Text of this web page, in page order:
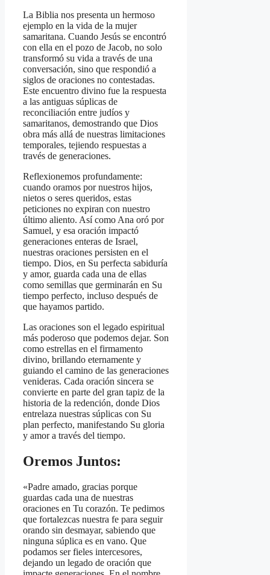
La Biblia nos presenta un hermoso
ejemplo en la vida de la mujer
samaritana. Cuando Jesús se encontró
con ella en el pozo de Jacob, no solo
transformó su vida a través de una
conversación, sino que respondió a
siglos de oraciones no contestadas.
Este encuentro divino fue la respuesta
a las antiguas súplicas de
reconciliación entre judíos y
samaritanos, demostrando que Dios
obra más allá de nuestras limitaciones
temporales, tejiendo respuestas a
través de generaciones.
Reflexionemos profundamente:
cuando oramos por nuestros hijos,
nietos o seres queridos, estas
peticiones no expiran con nuestro
último aliento. Así como Ana oró por
Samuel, y esa oración impactó
generaciones enteras de Israel,
nuestras oraciones persisten en el
tiempo. Dios, en Su perfecta sabiduría
y amor, guarda cada una de ellas
como semillas que germinarán en Su
tiempo perfecto, incluso después de
que hayamos partido.
Las oraciones son el legado espiritual
más poderoso que podemos dejar. Son
como estrellas en el firmamento
divino, brillando eternamente y
guiando el camino de las generaciones
venideras. Cada oración sincera se
convierte en parte del gran tapiz de la
historia de la redención, donde Dios
entrelaza nuestras súplicas con Su
plan perfecto, manifestando Su gloria
y amor a través del tiempo.
Oremos Juntos:
«Padre amado, gracias porque
guardas cada una de nuestras
oraciones en Tu corazón. Te pedimos
que fortalezcas nuestra fe para seguir
orando sin desmayar, sabiendo que
ninguna súplica es en vano. Que
podamos ser fieles intercesores,
dejando un legado de oración que